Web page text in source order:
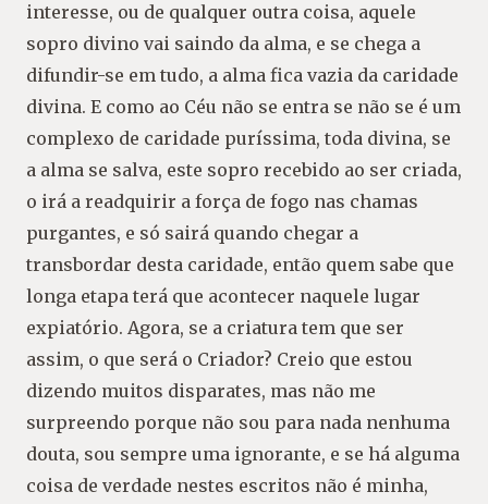
interesse, ou de qualquer outra coisa, aquele
sopro divino vai saindo da alma, e se chega a
difundir-se em tudo, a alma fica vazia da caridade
divina. E como ao Céu não se entra se não se é um
complexo de caridade puríssima, toda divina, se
a alma se salva, este sopro recebido ao ser criada,
o irá a readquirir a força de fogo nas chamas
purgantes, e só sairá quando chegar a
transbordar desta caridade, então quem sabe que
longa etapa terá que acontecer naquele lugar
expiatório. Agora, se a criatura tem que ser
assim, o que será o Criador? Creio que estou
dizendo muitos disparates, mas não me
surpreendo porque não sou para nada nenhuma
douta, sou sempre uma ignorante, e se há alguma
coisa de verdade nestes escritos não é minha,